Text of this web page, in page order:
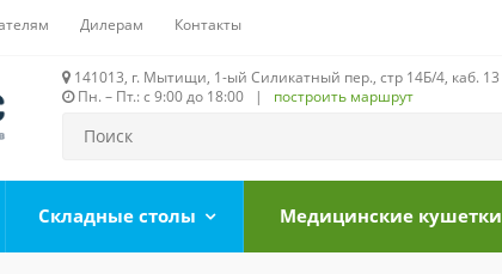
Дилерам Контакты
141013, г. Мытищи, 1-ый Силикатный пер., стр 14Б/4, каб. 13
Пн. – Пт.: с 9:00 до 18:00 | построить маршрут
Складные столы Медицинские кушетки